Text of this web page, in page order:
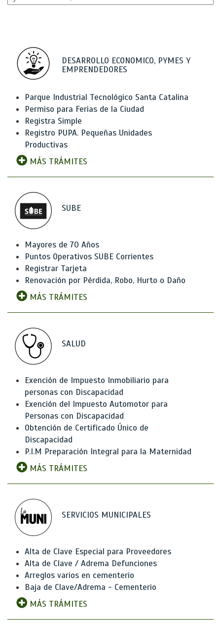
DESARROLLO ECONOMICO, PYMES Y
EMPRENDEDORES
Parque Industrial Tecnológico Santa Catalina
Permiso para Ferias de la Ciudad
Registra Simple
Registro PUPA. Pequeñas Unidades
Productivas
MÁS TRÁMITES
SUBE
Mayores de 70 Años
Puntos Operativos SUBE Corrientes
Registrar Tarjeta
Renovación por Pérdida, Robo, Hurto o Daño
MÁS TRÁMITES
SALUD
Exención de Impuesto Inmobiliario para
personas con Discapacidad
Exención del Impuesto Automotor para
Personas con Discapacidad
Obtención de Certificado Único de
Discapacidad
P.I.M Preparación Integral para la Maternidad
MÁS TRÁMITES
SERVICIOS MUNICIPALES
Alta de Clave Especial para Proveedores
Alta de Clave / Adrema Defunciones
Arreglos varios en cementerio
Baja de Clave/Adrema - Cementerio
MÁS TRÁMITES